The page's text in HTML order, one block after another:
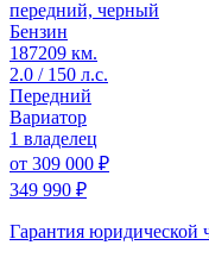
передний, черный
Бензин
187209 км.
2.0 / 150 л.с.
Передний
Вариатор
1 владелец
от 309 000 ₽
349 990 ₽
Гарантия юридической